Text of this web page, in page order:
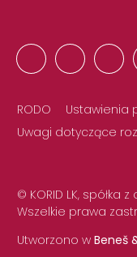
RODO
Ustawienia
Uwagi dotyczące
© KORID LK,
Wszelkie prawa
Utworzono w Beneš